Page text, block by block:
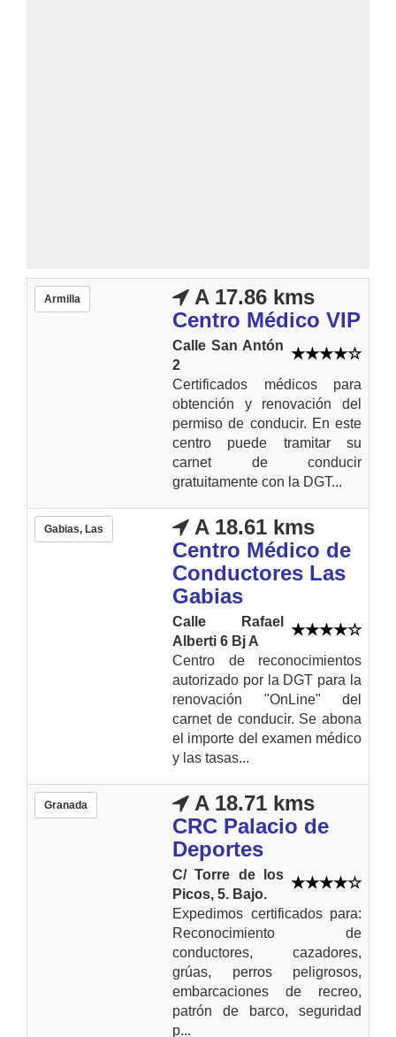
Armilla
A 17.86 kms
Centro Médico VIP
Calle San Antón
2
Certificados médicos para
obtención y renovación del
permiso de conducir. En este
centro puede tramitar su
carnet de conducir
gratuitamente con la DGT...
Gabias, Las
A 18.61 kms
Centro Médico de
Conductores Las
Gabias
Calle Rafael
Alberti 6 Bj A
Centro de reconocimientos
autorizado por la DGT para la
renovación "OnLine" del
carnet de conducir. Se abona
el importe del examen médico
y las tasas...
Granada
A 18.71 kms
CRC Palacio de
Deportes
C/ Torre de los
Picos, 5. Bajo.
Expedimos certificados para:
Reconocimiento de
conductores, cazadores,
grúas, perros peligrosos,
embarcaciones de recreo,
patrón de barco, seguridad
p...